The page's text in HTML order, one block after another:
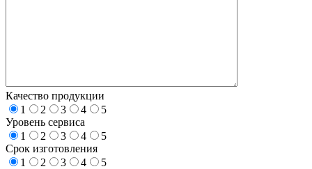
Качество продукции
1
2 3 4
5
Уровень сервиса
1
2 3 4
5
Срок изготовления
1
2 3 4
5